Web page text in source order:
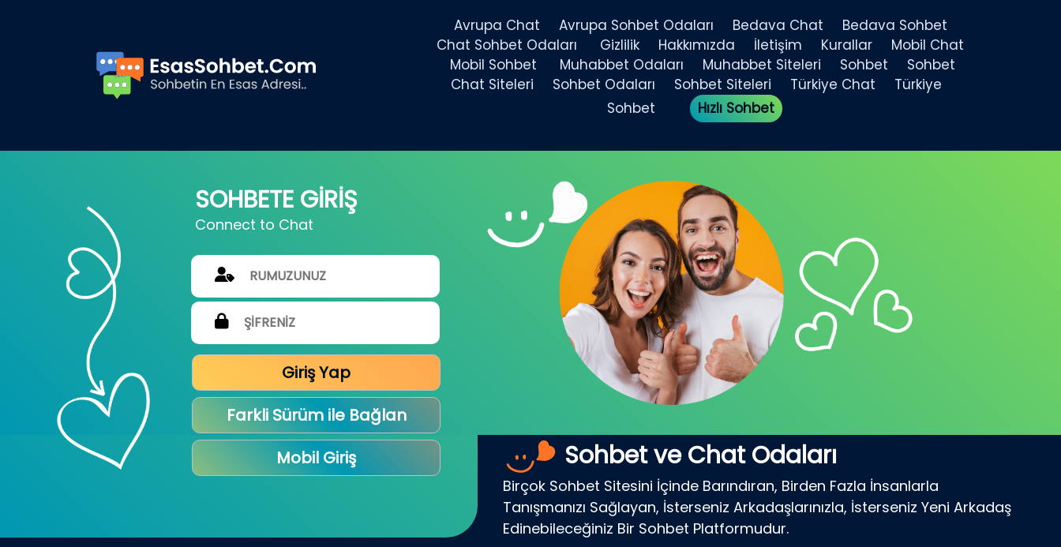
Avrupa Chat Avrupa Sohbet Odaları Bedava Chat
Bedava Sohbet
Chat Sohbet Odaları
Gizlilik Hakkımızda İletişim Kurallar
Mobil Chat
Mobil Sohbet
Muhabbet Odaları Muhabbet Siteleri Sohbet
Sohbet
Chat Siteleri
Sohbet Odaları Sohbet Siteleri Türkiye Chat
Türkiye
Sohbet
Hızlı Sohbet
SOHBETE GİRİŞ
Connect to Chat
Giriş Yap
Farkli Sürüm ile Bağlan
Mobil Giriş
Sohbet ve Chat Odaları
Birçok Sohbet Sitesini İçinde Barındıran, Birden Fazla İnsanlarla
Tanışmanızı Sağlayan, İsterseniz Arkadaşlarınızla, İsterseniz Yeni Arkadaş
Edinebileceğiniz Bir Sohbet Platformudur.